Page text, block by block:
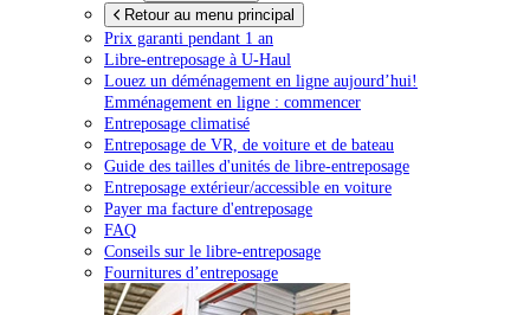
Retour au menu principal
Prix garanti pendant 1 an
Libre-entreposage à U-Haul
Louez un déménagement en ligne aujourd’hui!
Emménagement en ligne : commencer
Entreposage climatisé
Entreposage de VR, de voiture et de bateau
Guide des tailles d'unités de libre-entreposage
Entreposage extérieur/accessible en voiture
Payer ma facture d'entreposage
FAQ
Conseils sur le libre-entreposage
Fournitures d’entreposage